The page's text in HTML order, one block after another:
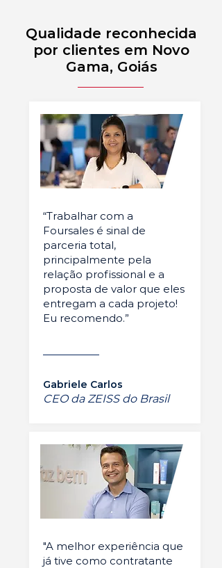
Qualidade reconhecida
por clientes em Novo
Gama, Goiás
“Trabalhar com a
Foursales é sinal de
parceria total,
principalmente pela
relação profissional e a
proposta de valor que eles
entregam a cada projeto!
Eu recomendo.”
Gabriele Carlos
CEO da ZEISS do Brasil
"A melhor experiência que
já tive como contratante